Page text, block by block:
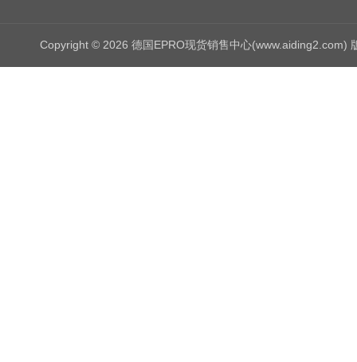
Copyright © 2026 德国EPRO现货销售中心(www.aiding2.com)